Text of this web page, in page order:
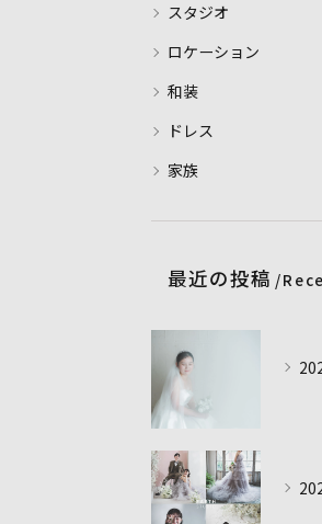
スタジオ
ロケーション
和装
ドレス
家族
最近の投稿